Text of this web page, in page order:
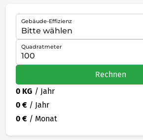
Gebäude-Effizienz
Quadratmeter
Rechnen
0 KG / Jahr
0 € / Jahr
0 € / Monat